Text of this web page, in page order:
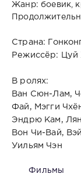
Жанр: боевик,
Страна:
Режиссёр:
Цуй
В ролях:
Ван Сюн-Лам,
Фай, Мэгги
Эндрю Кам,
Вон Чи-Вай,
Уильям Чэн
Фильмы